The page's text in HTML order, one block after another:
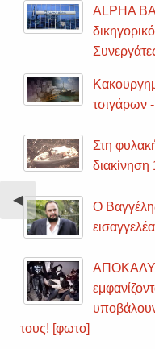
Previous
Slide
◀︎
ALPHA
τσιγάρων
Στη
διακίνηση
Ο
τους! [φωτο]